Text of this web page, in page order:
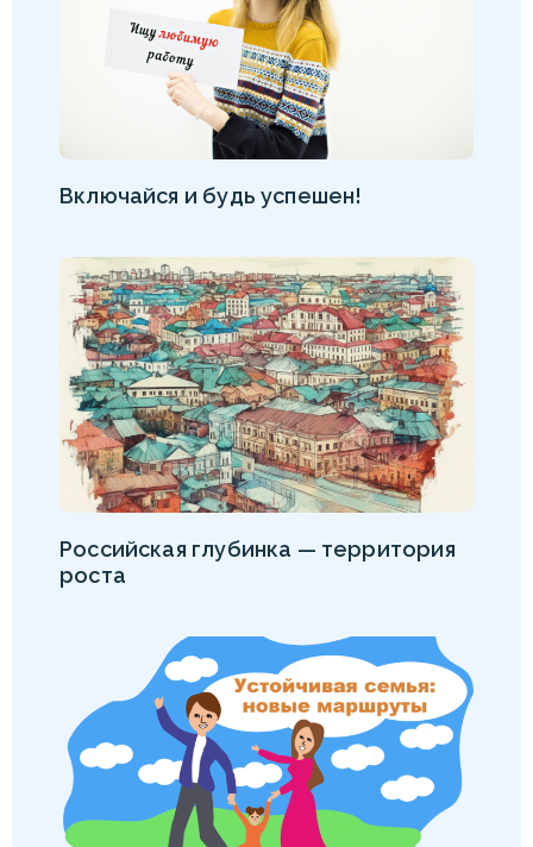
Включайся и будь успешен!
Российская глубинка — территория
роста